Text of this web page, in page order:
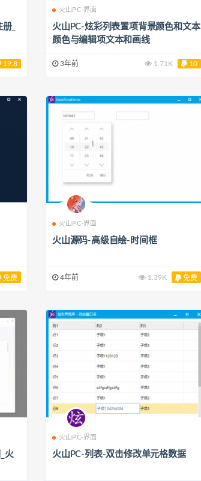
_
19.8
火山PC-界面
火山PC-炫彩列表置项背景颜色和文本
颜色与编辑项文本和画线
3年前 1.71K 10
免费
火山PC-界面
火山源码-高级自绘-时间框
4年前 1.39K 免费
火
火山PC-界面
火山PC-列表-双击修改单元格数据